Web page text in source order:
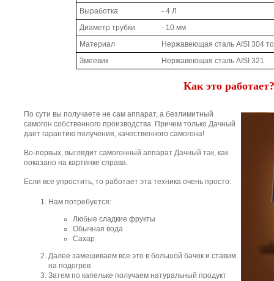
Выработка
- 4 Л
Диаметр трубки
- 10 мм
Материал
Нержавеющая сталь AISI 304
Змеевик
Нержавеющая сталь AISI 321
Как это работает?
По сути вы получаете не сам аппарат, а безлимитный
самогон собственного производства. Причем только Дачный
дает гарантию получения, качественного самогона!
Во-первых, выглядит самогонный аппарат Дачный так, как
показано на картинке справа.
Если все упростить, то работает эта техника очень просто:
Нам потребуется:
Любые сладкие фрукты
Обычная вода
Сахар
Далее замешиваем все это в большой бачок и ставим
на подогрев
Затем по капельке получаем натуральный продукт